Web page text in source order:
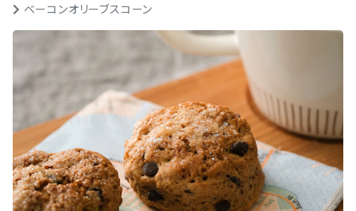
ベーコンオリーブスコーン